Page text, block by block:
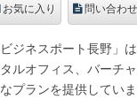
お気に入り 問い合わ
ビジネスポート長野」
ルオフィス、バーチ
プランを提供していま